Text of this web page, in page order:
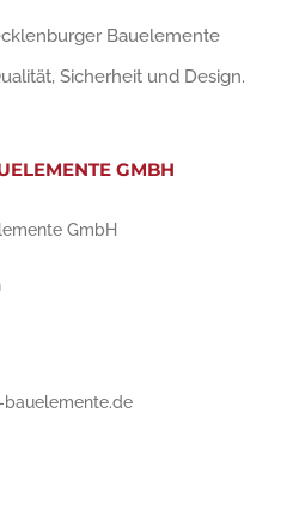
Bauelemente
Sicherheit und Design.
GMBH
GmbH